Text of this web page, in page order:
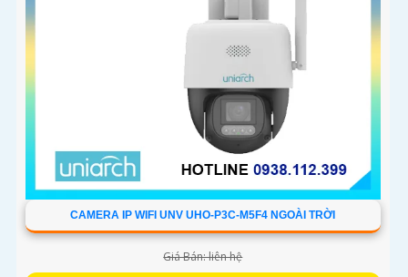
CAMERA IP WIFI UNV UHO-P3C-M5F4 NGOÀI TRỜI
Giá Bán: liên hệ